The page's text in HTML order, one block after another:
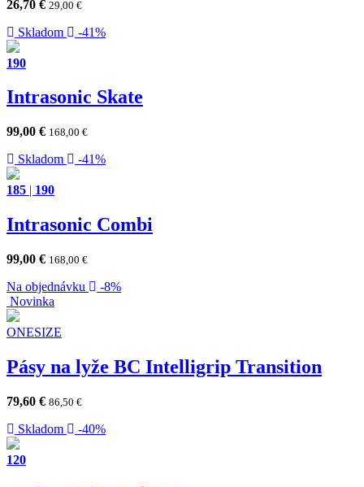
26,70 € 29,00 €
Skladom -41%
190
Intrasonic Skate
99,00 € 168,00 €
Skladom -41%
185 | 190
Intrasonic Combi
99,00 € 168,00 €
Na objednávku
-8%
Novinka
ONESIZE
Pásy na lyže BC Intelligrip Transition
79,60 € 86,50 €
Skladom -40%
120